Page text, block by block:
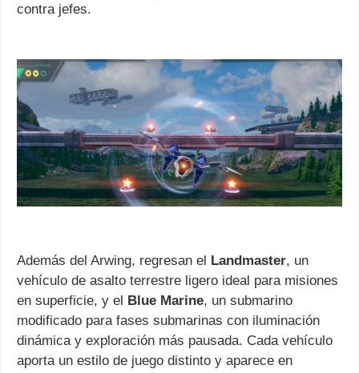
contra jefes.
Además del Arwing, regresan el Landmaster, un
vehículo de asalto terrestre ligero ideal para misiones
en superficie, y el Blue Marine, un submarino
modificado para fases submarinas con iluminación
dinámica y exploración más pausada. Cada vehículo
aporta un estilo de juego distinto y aparece en